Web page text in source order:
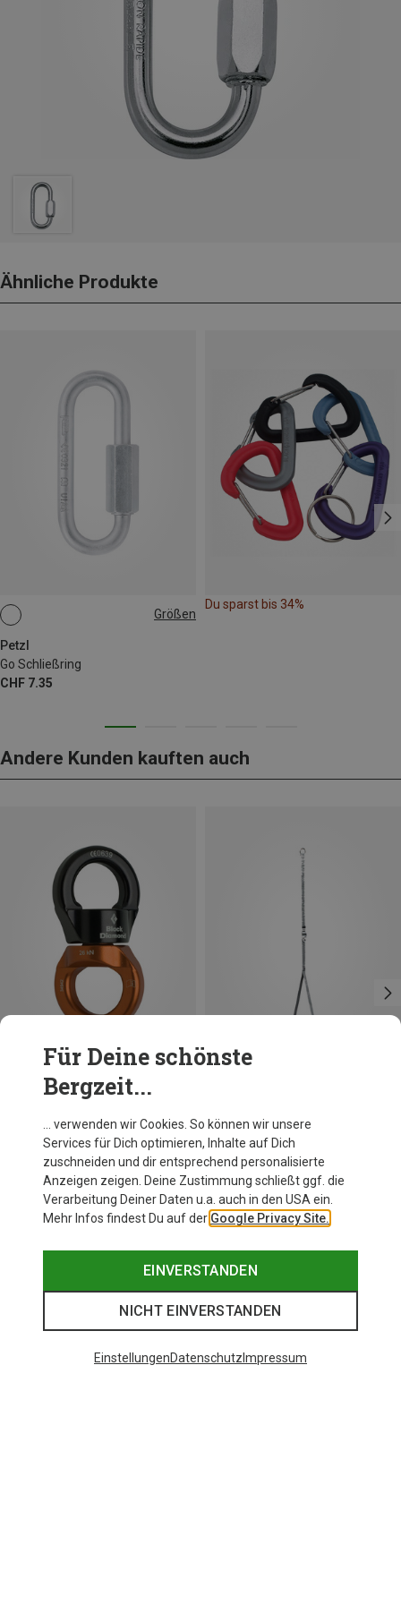
Ähnliche Produkte
Größen
Petzl
Go Schließring
CHF 7.35
8MM
Du sparst bis 34%
Andere Kunden kauften auch
Du sparst 18%
Petzl
Footape
CHF 19.95
Für Deine schönste
Bergzeit...
… verwenden wir Cookies. So können wir unsere
Services für Dich optimieren, Inhalte auf Dich
zuschneiden und dir entsprechend personalisierte
Anzeigen zeigen. Deine Zustimmung schließt ggf. die
Verarbeitung Deiner Daten u.a. auch in den USA ein.
Mehr Infos findest Du auf der Google Privacy Site.
EINVERSTANDEN
NICHT EINVERSTANDEN
EinstellungenDatenschutz Impressum